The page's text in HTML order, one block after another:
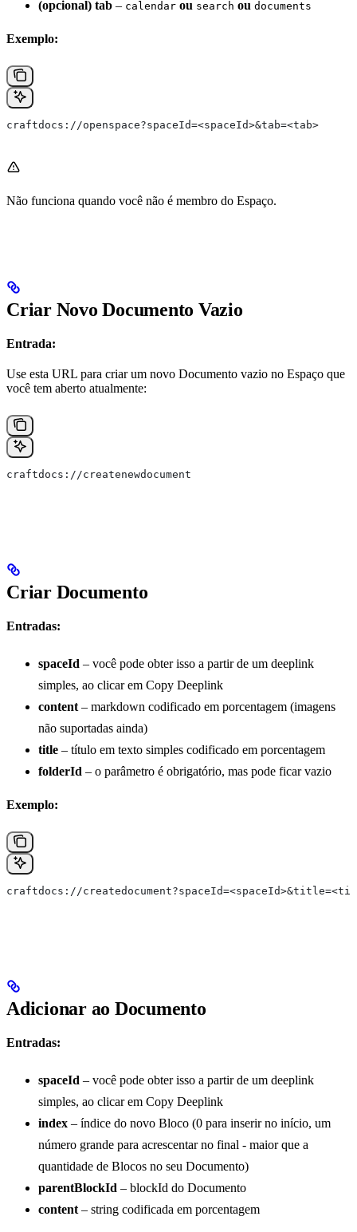
(opcional) tab – calendar ou search ou documents
Exemplo:
craftdocs://openspace?spaceId=<spaceId>&tab=<tab>
Não funciona quando você não é membro do Espaço.
Criar Novo Documento Vazio
Entrada:
Use esta URL para criar um novo Documento vazio no Espaço que
você tem aberto atualmente:
craftdocs://createnewdocument
Criar Documento
Entradas:
spaceId – você pode obter isso a partir de um deeplink
simples, ao clicar em Copy Deeplink
content – markdown codificado em porcentagem (imagens
não suportadas ainda)
title – título em texto simples codificado em porcentagem
folderId – o parâmetro é obrigatório, mas pode ficar vazio
Exemplo:
craftdocs://
Adicionar ao Documento
Entradas:
spaceId – você pode obter isso a partir de um deeplink
simples, ao clicar em Copy Deeplink
index – índice do novo Bloco (0 para inserir no início, um
número grande para acrescentar no final - maior que a
quantidade de Blocos no seu Documento)
parentBlockId – blockId do Documento
content – string codificada em porcentagem